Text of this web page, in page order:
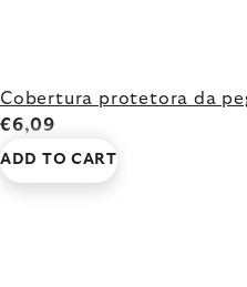
Cobertura protetora da
€6,09
ADD TO CART